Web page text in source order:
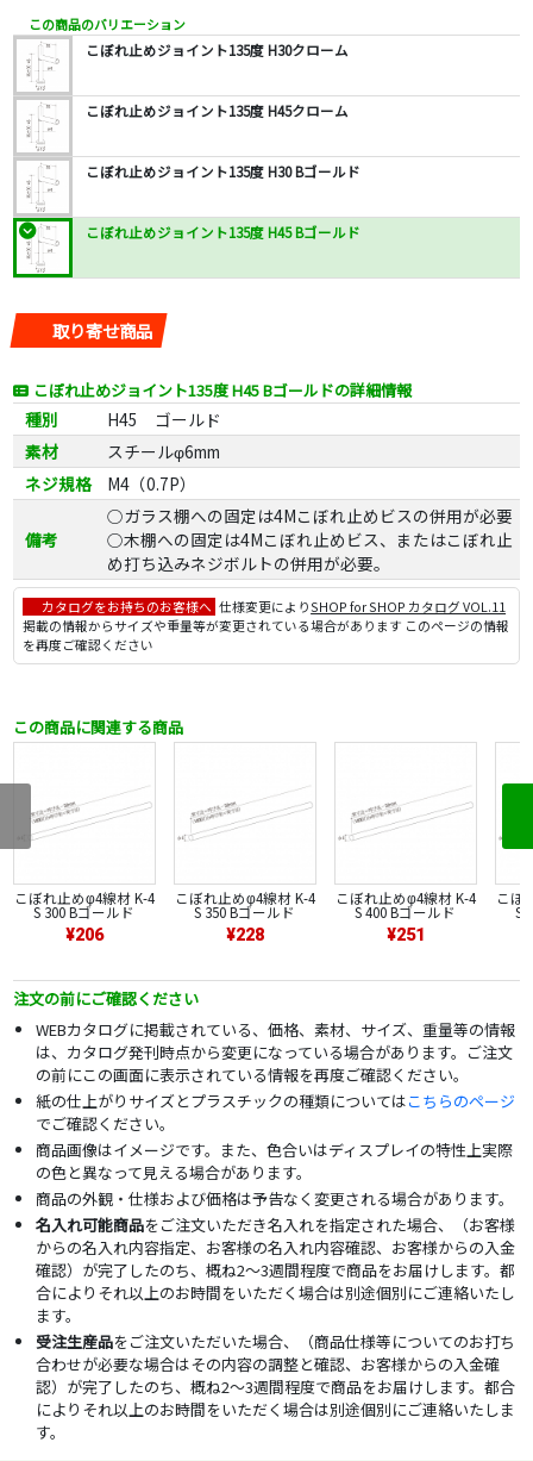
この商品のバリエーション
こぼれ止めジョイント135度 H30クローム
こぼれ止めジョイント135度 H45クローム
こぼれ止めジョイント135度 H30 Bゴールド
こぼれ止めジョイント135度 H45 Bゴールド
取り寄せ商品
こぼれ止めジョイント135度 H45 Bゴールドの詳細情報
種別
H45 ゴールド
素材
スチールφ6mm
ネジ規格
M4（0.7P）
備考
○ガラス棚への固定は4Mこぼれ止めビスの併用が必要
○木棚への固定は4Mこぼれ止めビス、またはこぼれ止
め打ち込みネジボルトの併用が必要。
カタログをお持ちのお客様へ 仕様変更によりSHOP for SHOP カタログ VOL.11
掲載の情報からサイズや重量等が変更されている場合があります このページの情報
を再度ご確認ください
この商品に関連する商品
こぼれ止めφ4線材 K-4
S 300 Bゴールド
¥206
こぼれ止めφ4線材 K-4
S 350 Bゴールド
¥228
こぼれ止めφ4線材 K-4
S 400 Bゴールド
¥251
こぼ
S
注文の前にご確認ください
WEBカタログに掲載されている、価格、素材、サイズ、重量等の情報
は、カタログ発刊時点から変更になっている場合があります。ご注文
の前にこの画面に表示されている情報を再度ご確認ください。
紙の仕上がりサイズとプラスチックの種類についてはこちらのページ
でご確認ください。
商品画像はイメージです。また、色合いはディスプレイの特性上実際
の色と異なって見える場合があります。
商品の外観・仕様および価格は予告なく変更される場合があります。
名入れ可能商品をご注文いただき名入れを指定された場合、（お客様
からの名入れ内容指定、お客様の名入れ内容確認、お客様からの入金
確認）が完了したのち、概ね2～3週間程度で商品をお届けします。都
合によりそれ以上のお時間をいただく場合は別途個別にご連絡いたし
ます。
受注生産品をご注文いただいた場合、（商品仕様等についてのお打ち
合わせが必要な場合はその内容の調整と確認、お客様からの入金確
認）が完了したのち、概ね2～3週間程度で商品をお届けします。都合
によりそれ以上のお時間をいただく場合は別途個別にご連絡いたしま
す。